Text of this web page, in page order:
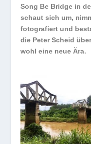
Song Be Bridge in
schaut sich um,
fotografiert und
die Peter Scheid
wohl eine neue Ära.